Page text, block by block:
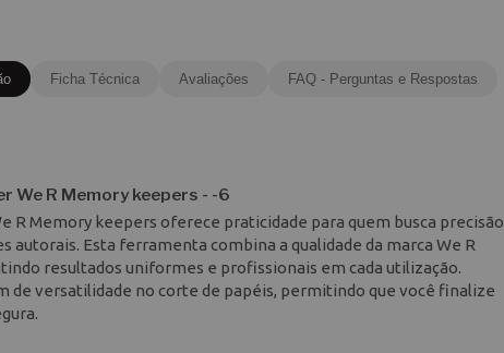
Ficha Técnica Avaliações FAQ - Perguntas e Respostas
We R Memory keepers - -6
R Memory keepers oferece praticidade para quem busca precisão
Esta ferramenta combina a qualidade da marca We R
resultados uniformes e profissionais em cada utilização.
de versatilidade no corte de papéis, permitindo que você finalize